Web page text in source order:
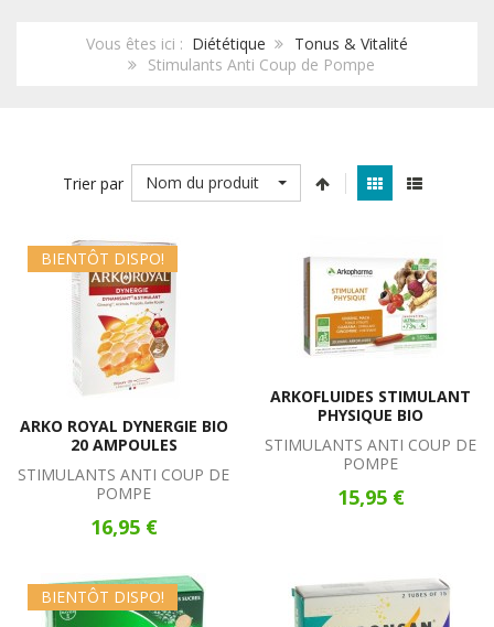
Vous êtes ici : Diététique
Tonus & Vitalité
Stimulants Anti Coup de Pompe
Trier par Nom du produit
BIENTÔT DISPO!
ARKO ROYAL DYNERGIE BIO
20 AMPOULES
STIMULANTS ANTI COUP DE
POMPE
16,95 €
ARKOFLUIDES STIMULANT
PHYSIQUE BIO
STIMULANTS ANTI COUP DE
POMPE
15,95 €
BIENTÔT DISPO!